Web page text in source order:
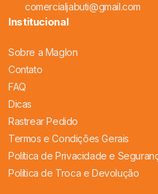
comercialjabuti@gmail.com
Institucional
Sobre a Maglon
Contato
FAQ
Dicas
Rastrear Pedido
Termos e Condições Gerais
Política de Privacidade e
Política de Troca e Devolução